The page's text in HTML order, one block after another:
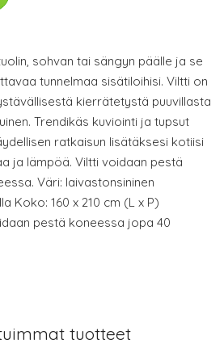
sohvan tai sängyn päälle ja se
tunnelmaa sisätiloihisi. Viltti on
kierrätetystä puuvillasta
Trendikäs kuviointi ja tupsut
ratkaisun lisätäksesi kotiisi
ja lämpöä. Viltti voidaan pestä
Väri: laivastonsininen
Koko: 160 x 210 cm (L x P)
pestä koneessa jopa 40
tuotteet